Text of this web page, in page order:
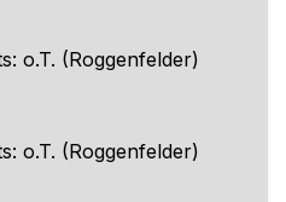
o.T. (Roggenfelder)
o.T. (Roggenfelder)